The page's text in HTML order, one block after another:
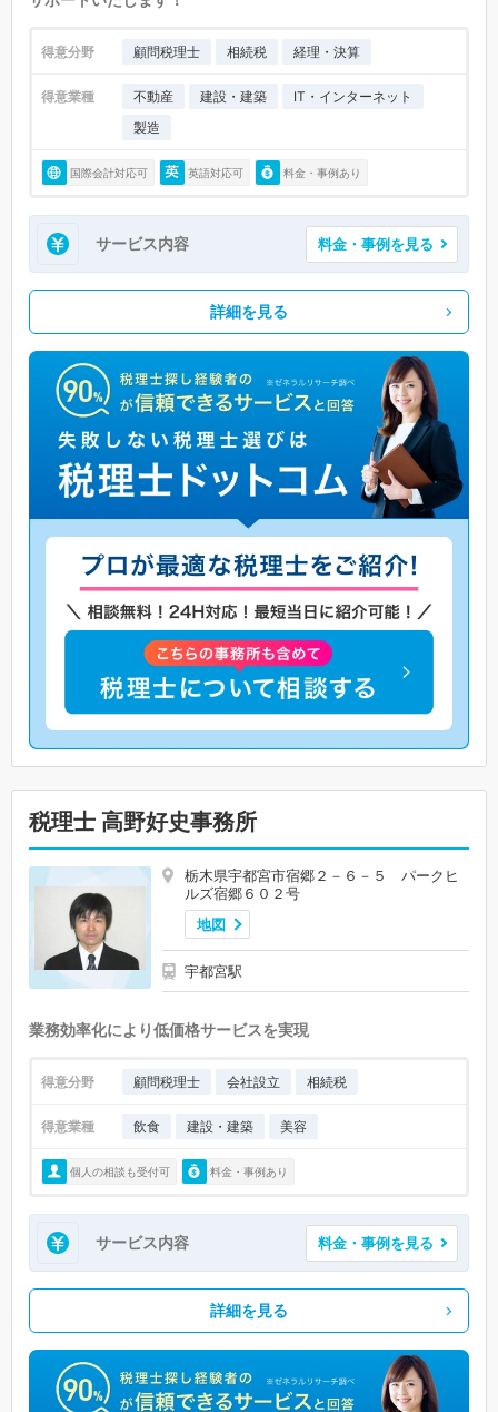
得意分野 顧問税理士 相続税 経理・決算
得意業種 不動産 建設・建築
IT・インターネット
製造
国際会計対応可 英語対応可 料金・事例あり
サービス内容 料金・事例を見る
詳細を見る
税理士 高野好史事務所
栃木県宇都宮市宿郷２－６－５ パークヒ
ルズ宿郷６０２号
地図
宇都宮駅
業務効率化により低価格サービスを実現
得意分野 顧問税理士 会社設立 相続税
得意業種 飲食 建設・建築 美容
個人の相談も受付可 料金・事例あり
サービス内容 料金・事例を見る
詳細を見る